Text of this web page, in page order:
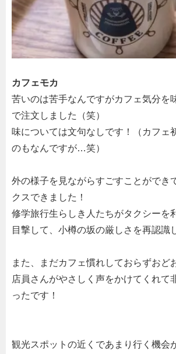
カフェモカ
苦いのは苦手なんですがカフェ気分を
で注文しました（笑）
味については文句なしです！（カフェ
のもなんですが…笑）
外の様子を見ながらすごすことができ
クスできました！
修学旅行生らしき人たちがタクシーを
目撃して、小樽の坂の厳しさを再認識
また、まだカフェ慣れしておらずおど
店員さんがやさしく声をかけてくれて
ったです！
観光スポットの近くであまり行く機会